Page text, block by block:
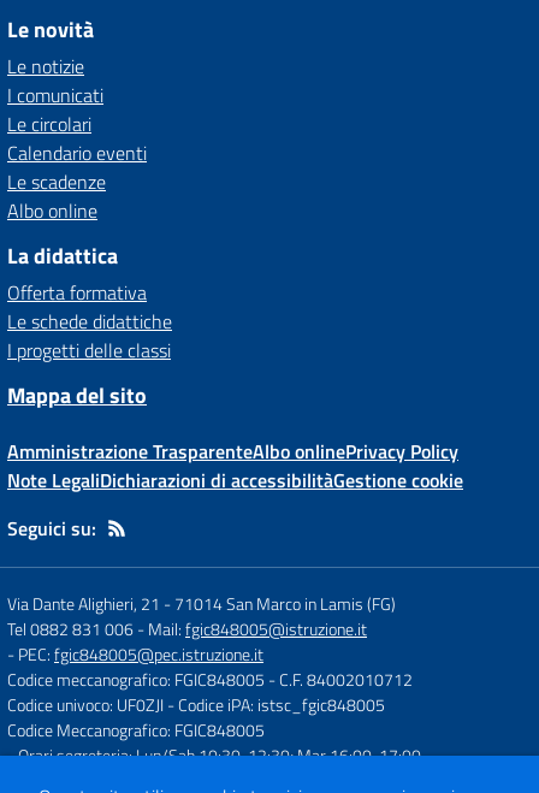
Le novità
Le notizie
I comunicati
Le circolari
Calendario eventi
Le scadenze
Albo online
La didattica
Offerta formativa
Le schede didattiche
I progetti delle classi
Mappa del sito
Amministrazione TrasparenteAlbo onlinePrivacy Policy
Note LegaliDichiarazioni di accessibilitàGestione cookie
Seguici su:
Via Dante Alighieri, 21 -71014 San Marco in Lamis (FG)
Tel 0882 831 006- Mail:fgic848005@istruzione.it
- PEC:fgic848005@pec.istruzione.it
Codice meccanografico: FGIC848005 - C.F. 84002010712
Codice univoco: UF0ZJI- Codice iPA: istsc_fgic848005
Codice Meccanografico: FGIC848005
- Orari segreteria: Lun/Sab 10:30-12:30; Mar 16:00-17:00